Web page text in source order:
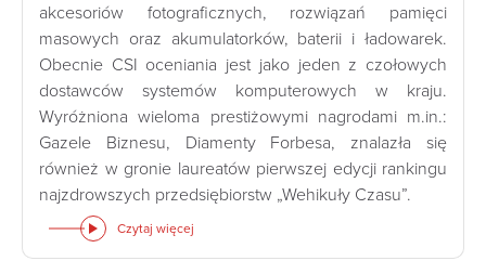
akcesoriów fotograficznych, rozwiązań pamięci
masowych oraz akumulatorków, baterii i ładowarek.
Obecnie CSI oceniania jest jako jeden z czołowych
dostawców systemów komputerowych w kraju.
Wyróżniona wieloma prestiżowymi nagrodami m.in.:
Gazele Biznesu, Diamenty Forbesa, znalazła się
również w gronie laureatów pierwszej edycji rankingu
najzdrowszych przedsiębiorstw „Wehikuły Czasu”.
Czytaj więcej